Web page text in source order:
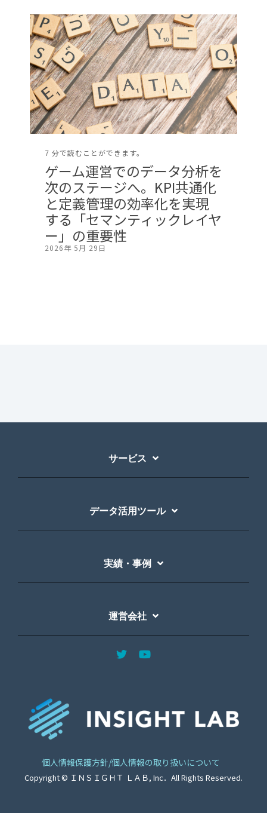
7 分で読むことができます。
ゲーム運営でのデータ分析を
次のステージへ。KPI共通化
と定義管理の効率化を実現
する「セマンティックレイヤ
ー」の重要性
2026年 5月 29日
サービス
データ活用ツール
実績・事例
運営会社
個人情報保護方針/個人情報の取り扱いについて
Copyright © ＩＮＳＩＧＨＴ ＬＡＢ, Inc．All Rights Reserved.